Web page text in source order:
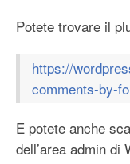
Potete trovare il
https://
comments-by-
E potete anche
dell’area admin di